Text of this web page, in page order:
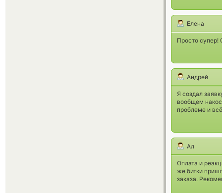
Елена
Просто супер!
Андрей
Я создал
вообщем
проблеме и
Ал
Оплата и
же битки
заказа.